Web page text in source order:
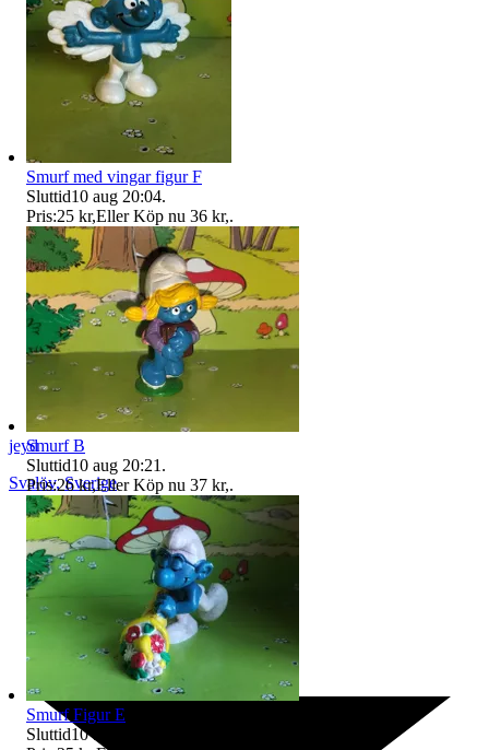
jeyd
Svalöv,Sverige
Smurf med vingar figur F
Sluttid10 aug 20:04.
Pris:25 kr,Eller Köp nu 36 kr,.
Smurf B
Sluttid10 aug 20:21 .
Pris:26 kr,Eller Köp nu 37 kr,.
Smurf Figur E
Sluttid10 aug 20:22